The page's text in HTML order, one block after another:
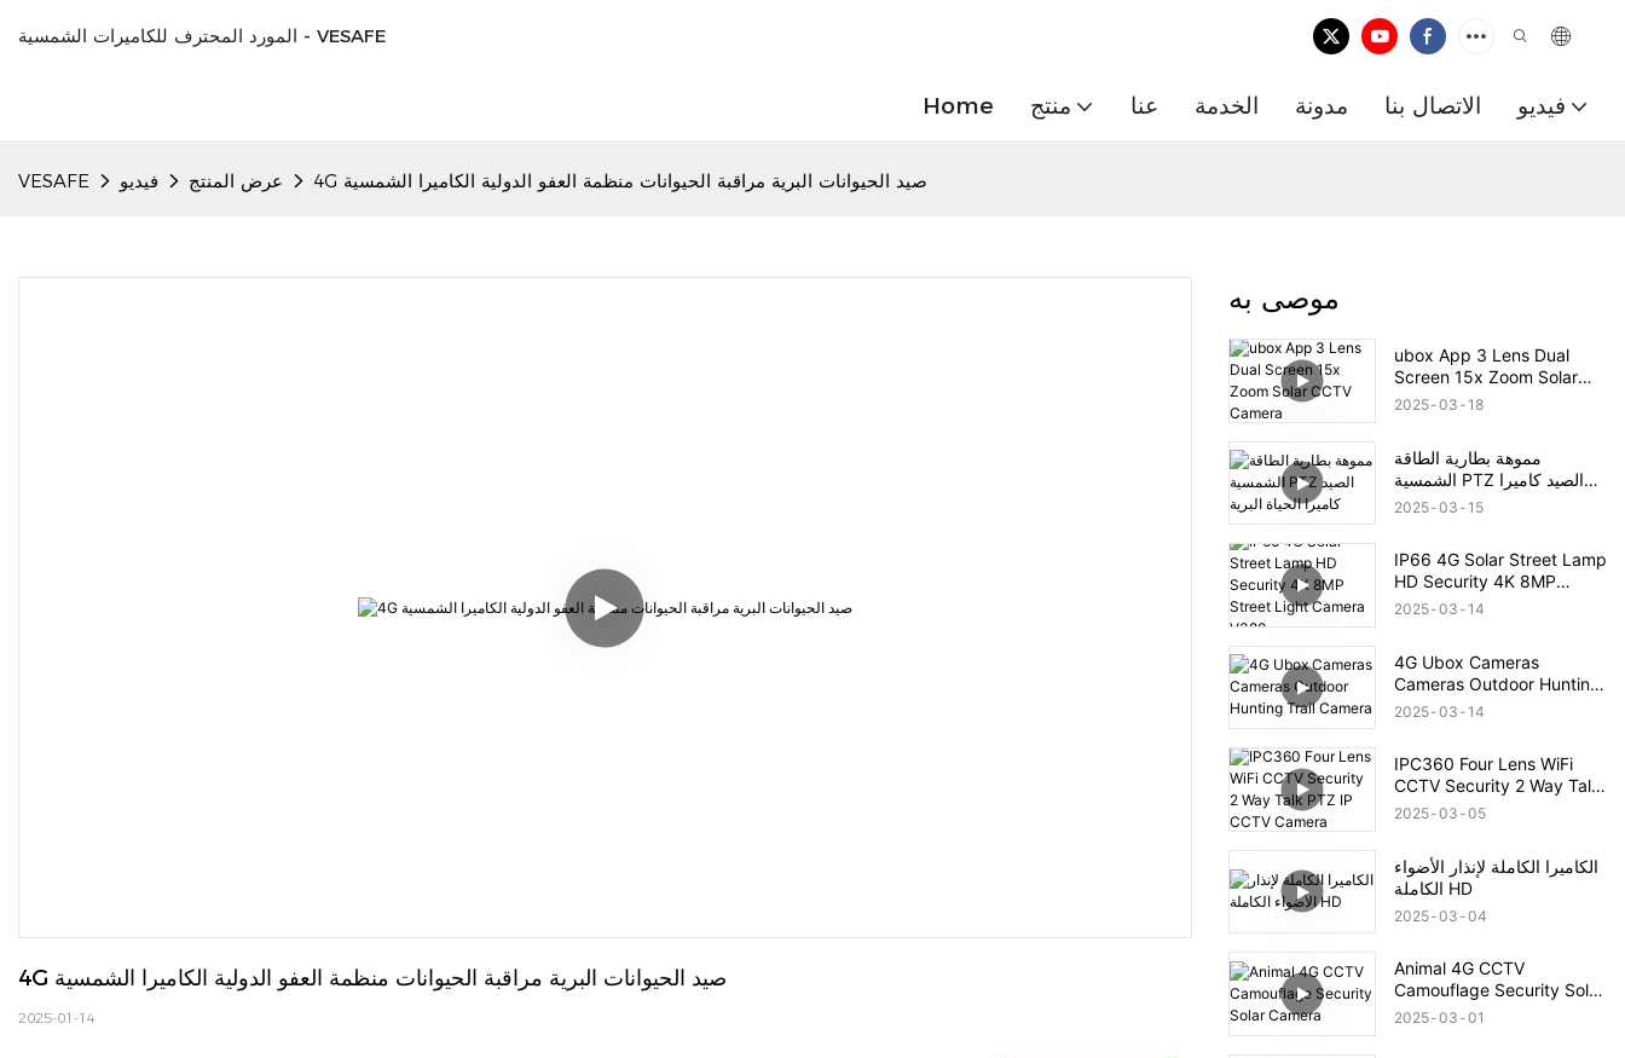
المورد المحترف للكاميرات الشمسية - VESAFE
Home منتج عنا الخدمة مدونة الاتصال بنا فيديو
VESAFE فيديو عرض المنتج 4G صيد الحيوانات البرية مراقبة الحيوانات منظمة العفو الدولية الكاميرا الشمسية
4G صيد الحيوانات البرية مراقبة الحيوانات منظمة العفو الدولية الكاميرا الشمسية
2025-01-14
موصى به
ubox App 3 Lens Dual
Screen 15x Zoom Solar
CCTV Camera
2025 03 18
مموهة بطارية الطاقة
الشمسية PTZ الصيد كاميرا
الحياة البرية
2025 03 15
IP66 4G Solar Street Lamp
HD Security 4K 8MP
Street Light Camera V380
2025 03 14
4G Ubox Cameras
Cameras Outdoor Hunting
Trail Camera
2025 03 14
IPC360 Four Lens WiFi
CCTV Security 2 Way Talk
PTZ IP CCTV Camera
2025 03 05
الكاميرا الكاملة لإنذار الأضواء
الكاملة HD
2025 03 04
Animal 4G CCTV
Camouflage Security Solar
Camera
2025 03 01